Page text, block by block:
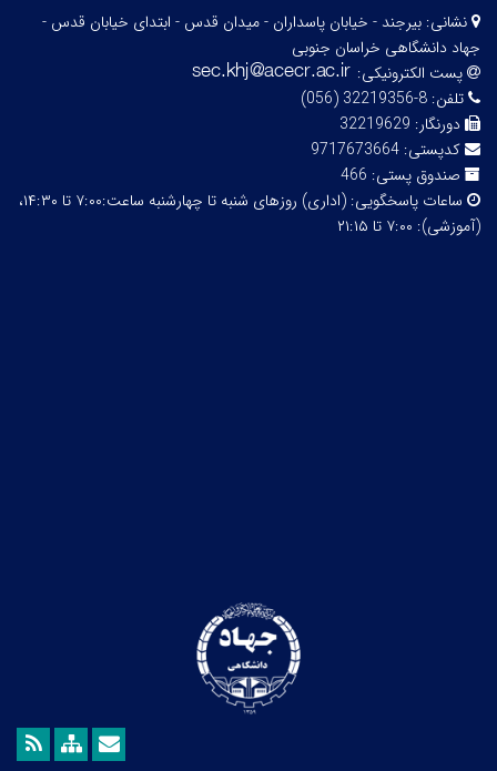
نشانی: بیرجند - خیابان پاسداران - میدان قدس - ابتدای خیابان قدس -
جهاد دانشگاهی خراسان جنوبی
پست الکترونیکی:
تلفن: 8-32219356 (056)
دورنگار: 32219629
کدپستی: 9717673664
صندوق پستی: 466
ساعات پاسخگویی:
(اداری) روزهای شنبه تا چهارشنبه ساعت:۷:۰۰ تا ۱۴:۳۰،
(آموزشی): ۷:۰۰ تا ۲۱:۱۵